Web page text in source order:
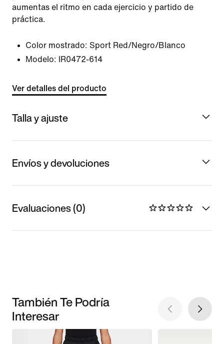
aumentas el ritmo en cada ejercicio y partido de
práctica.
Color mostrado: Sport Red/Negro/Blanco
Modelo:
IR0472-614
Ver detalles del producto
Talla y ajuste
Envíos y devoluciones
Evaluaciones (0)
También Te Podría
Interesar